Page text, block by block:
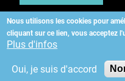
Nous utilisons les cookies pour
cliquant sur ce lien, vous acceptez
Plus d'infos
Oui, je suis d'accord
Copyright©